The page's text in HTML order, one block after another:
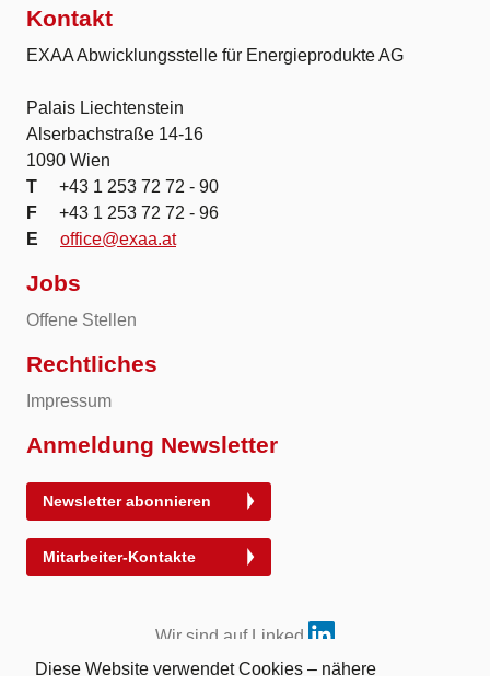
Kontakt
EXAA Abwicklungsstelle für Energieprodukte AG
Palais Liechtenstein
Alserbachstraße 14-16
1090 Wien
T
+43 1 253 72 72 - 90
F
+43 1 253 72 72 - 96
E
office@exaa.at
Jobs
Offene Stellen
Rechtliches
Impressum
Anmeldung Newsletter
Newsletter abonnieren
Mitarbeiter-Kontakte
Wir sind auf Linked
Diese Website verwendet Cookies – nähere